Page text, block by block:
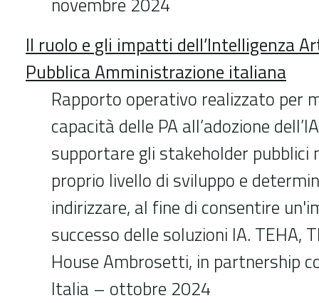
Il ruolo e gli impatti dell’Intelligenza
Pubblica Amministrazione italiana
Rapporto operativo realizzato per
capacità delle PA all’adozione
supportare gli stakeholder pubblici
proprio livello di sviluppo e
indirizzare, al fine di consentire
successo delle soluzioni IA. TEHA,
House Ambrosetti, in partnership
Italia – ottobre 2024